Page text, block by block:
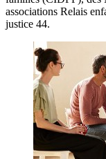
associations Relais
justice 44.